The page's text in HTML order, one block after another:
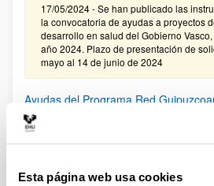
Esta página web usa cookies
17/05/2024 - Se han publicado las
la convocatoria de ayudas a proyectos
desarrollo en salud del Gobierno
año 2024. Plazo de presentación de
mayo al 14 de junio de 2024
Ayudas del Programa Red
Tecnología e Innovación 2024
El plazo para presentar solicitudes